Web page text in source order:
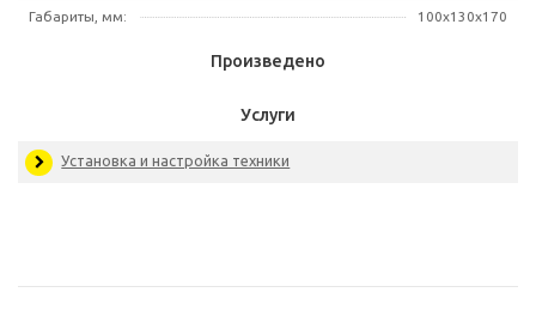
Базовая единица